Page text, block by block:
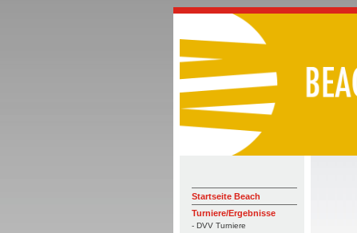
Startseite Beach
Turniere/Ergebnisse
- DVV Turniere